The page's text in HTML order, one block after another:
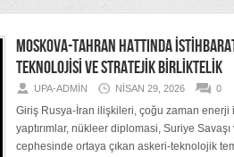
MOSKOVA-TAHRAN HATTINDA
TEKNOLOJİSİ VE STRATEJİK BİRLİKTELİK
UPA-ADMIN NISAN 29, 2026 0
Giriş Rusya-İran ilişkileri, çoğu zaman enerji
yaptırımlar, nükleer diplomasi, Suriye
cephesinde ortaya çıkan askeri-teknolojik